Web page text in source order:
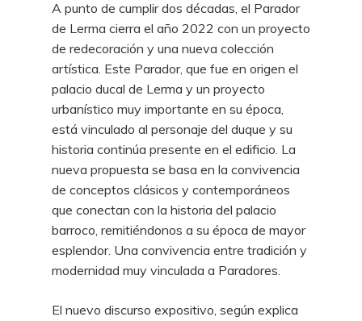
A punto de cumplir dos décadas, el Parador
de Lerma cierra el año 2022 con un proyecto
de redecoración y una nueva colección
artística. Este Parador, que fue en origen el
palacio ducal de Lerma y un proyecto
urbanístico muy importante en su época,
está vinculado al personaje del duque y su
historia continúa presente en el edificio. La
nueva propuesta se basa en la convivencia
de conceptos clásicos y contemporáneos
que conectan con la historia del palacio
barroco, remitiéndonos a su época de mayor
esplendor. Una convivencia entre tradición y
modernidad muy vinculada a Paradores.
El nuevo discurso expositivo, según explica